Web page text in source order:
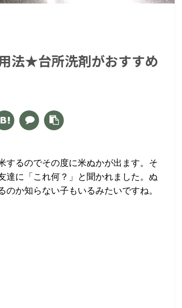
法★台所洗剤がおすすめ
するのでその度に米ぬかが出ます。そ
達に「これ何？」と聞かれました。ぬ
か知らない子もいるみたいですね。